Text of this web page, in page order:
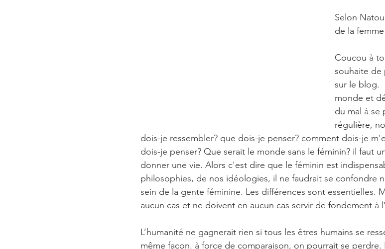
Selon
de la
Coucou à
souhaite de
sur le blog.
monde et
du mal à se
régulière,
dois-je ressembler? que dois-je penser? comment dois-je
dois-je penser? Que serait le monde sans le féminin? il faut
donner une vie. Alors c'est dire que le féminin est
philosophies, de nos idéologies, il ne faudrait se confondre
sein de la gente féminine. Les différences sont essentielles.
aucun cas et ne doivent en aucun cas servir de fondement à
L’humanité ne gagnerait rien si tous les êtres humains se
même façon. à force de comparaison, on pourrait se